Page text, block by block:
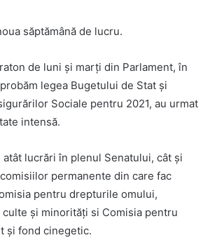
săptămână de lucru.
de luni și marți din Parlament, în
legea Bugetului de Stat și
Sociale pentru 2021, au urmat
intensă.
atât lucrări în plenul Senatului, cât și
permanente din care fac
pentru drepturile omului,
şi minorităţi si Comisia pentru
și fond cinegetic.